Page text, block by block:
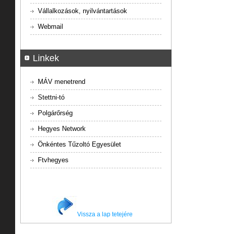
Vállalkozások, nyilvántartások
Webmail
Linkek
MÁV menetrend
Stettni-tó
Polgárőrség
Hegyes Network
Önkéntes Tűzoltó Egyesület
Ftvhegyes
Vissza a lap tetejére